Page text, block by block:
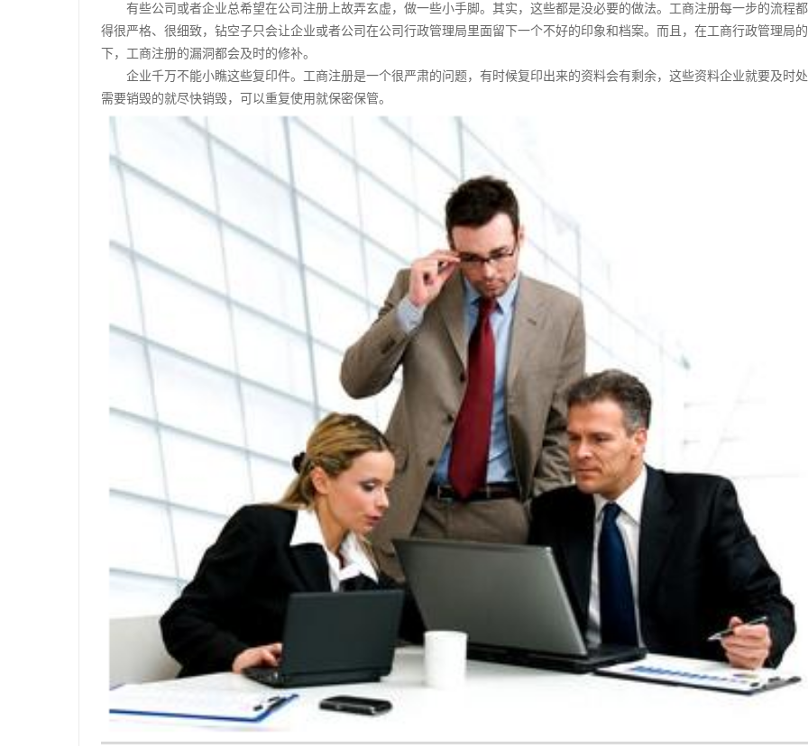
有些公司或者企业总希望在公司注册上故弄玄虚，做一些小手脚。其实，这些都是没必要的做法。工商注册每一步的流程
得很严格、很细致，钻空子只会让企业或者公司在公司行政管理局里面留下一个不好的印象和档案。而且，在工商行政管理局
下，工商注册的漏洞都会及时的修补。
企业千万不能小瞧这些复印件。工商注册是一个很严肃的问题，有时候复印出来的资料会有剩余，这些资料企业就要及时处
需要销毁的就尽快销毁，可以重复使用就保密保管。